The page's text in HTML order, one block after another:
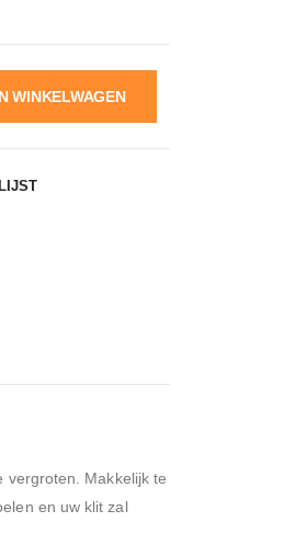
WINKELWAGEN
vergroten. Makkelijk te
en uw klit zal